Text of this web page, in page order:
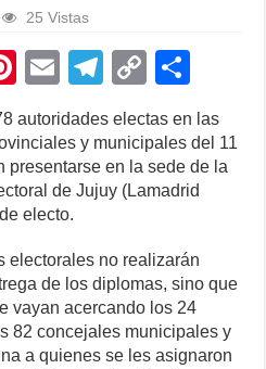
25 Vistas
Pi
er
e
st
E
m
ail
T
el
e
gr
a
C
p
y
Li
k
h
ar
e
autoridades electas en las
y municipales del 11
presentarse en la sede de la
de Jujuy (Lamadrid
electo.
electorales no realizarán
de los diplomas, sino que
vayan acercando los 24
82 concejales municipales y
a quienes se les asignaron